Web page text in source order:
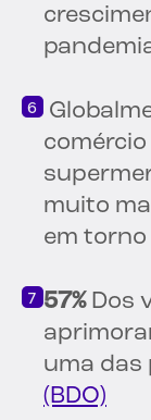
muito
em torno
57%Dos
uma das
(BDO)